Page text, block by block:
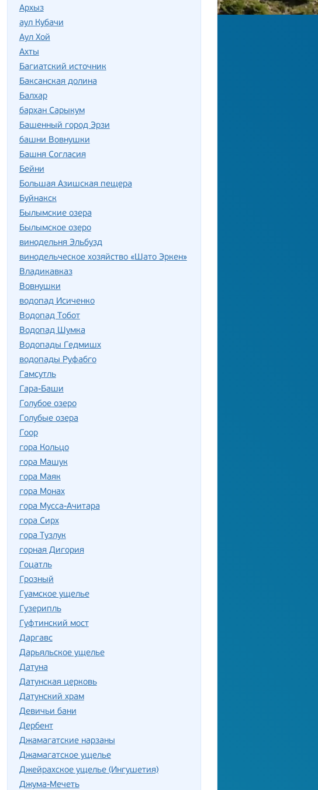
Архыз
аул Кубачи
Аул Хой
Ахты
Багиатский источник
Баксанская долина
Балхар
бархан Сарыкум
Башенный город Эрзи
башни Вовнушки
Башня Согласия
Бейни
Большая Азишская пещера
Буйнакск
Былымские озера
Былымское озеро
винодельня Эльбузд
винодельческое хозяйство «Шато Эркен»
Владикавказ
Вовнушки
водопад Исиченко
Водопад Тобот
Водопад Шумка
Водопады Гедмишх
водопады Руфабго
Гамсутль
Гара-Баши
Голубое озеро
Голубые озера
Гоор
гора Кольцо
гора Машук
гора Маяк
гора Монах
гора Мусса-Ачитара
гора Сирх
гора Тузлук
горная Дигория
Гоцатль
Грозный
Гуамское ущелье
Гузерипль
Гуфтинский мост
Даргавс
Дарьяльское ущелье
Датуна
Датунская церковь
Датунский храм
Девичьи бани
Дербент
Джамагатские нарзаны
Джамагатское ущелье
Джейрахское ущелье (Ингушетия)
Джума-Мечеть